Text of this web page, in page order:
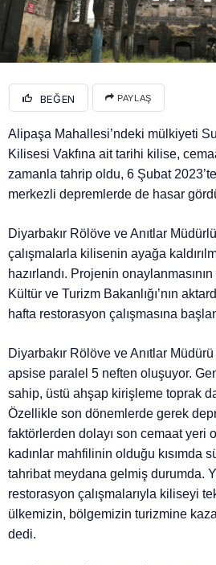
BEĞEN PAYLAŞ
Alipaşa Mahallesi’ndeki mülkiyeti
Kilisesi Vakfına ait tarihi kilise,
zamanla tahrip oldu, 6 Şubat
merkezli depremlerde de hasar
Diyarbakır Rölöve ve Anıtlar
çalışmalarla kilisenin ayağa
hazırlandı. Projenin
Kültür ve Turizm Bakanlığı’nın
hafta restorasyon çalışmasına
Diyarbakır Rölöve ve Anıtlar Müdürü
apsise paralel 5 neften oluşuyor.
sahip, üstü ahşap kirişleme toprak
Özellikle son dönemlerde gerek
faktörlerden dolayı son cemaat yeri
kadınlar mahfilinin olduğu kısımda
tahribat meydana gelmiş durumda.
restorasyon çalışmalarıyla kiliseyi
ülkemizin, bölgemizin turizmine
dedi.